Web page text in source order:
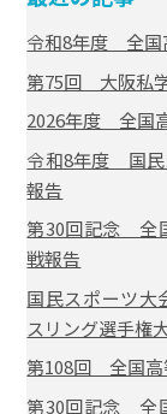
令和8年度 全
第75回 大阪私
2026年度 全国
令和8年度 国
報告
第30回記念 全
戦報告
国民スポーツ大
スリング選手権
第108回 全国高
第30回記念 全